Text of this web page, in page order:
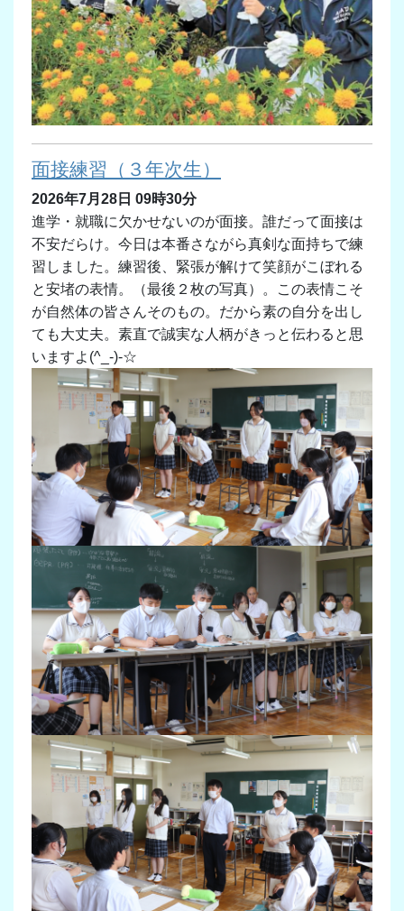
面接練習（３年次生）
2026年7月28日 09時30分
進学・就職に欠かせないのが面接。誰だって面接は
不安だらけ。今日は本番さながら真剣な面持ちで練
習しました。練習後、緊張が解けて笑顔がこぼれる
と安堵の表情。（最後２枚の写真）。この表情こそ
が自然体の皆さんそのもの。だから素の自分を出し
ても大丈夫。素直で誠実な人柄がきっと伝わると思
いますよ(^_-)-☆